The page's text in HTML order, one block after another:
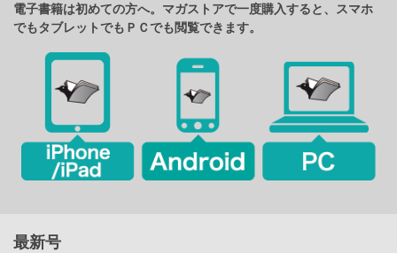
電子書籍は初めての方へ。マガストアで一度購入すると、スマホ
でもタブレットでもＰＣでも閲覧できます。
最新号